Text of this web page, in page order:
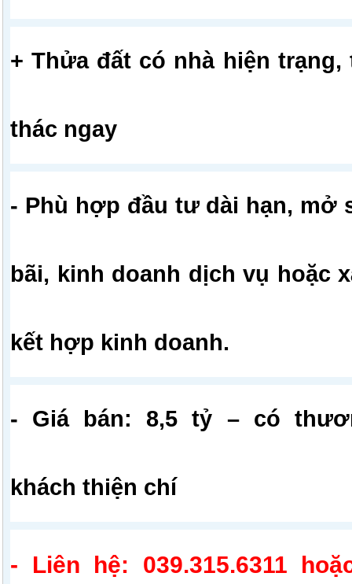
+ Thửa đất có nhà hiện trạng,
thác ngay
- Phù hợp đầu tư dài hạn, mở
bãi, kinh doanh dịch vụ hoặc
kết hợp kinh doanh.
- Giá bán: 8,5 tỷ – có
khách thiện chí
- Liên hệ: 039.315.6311